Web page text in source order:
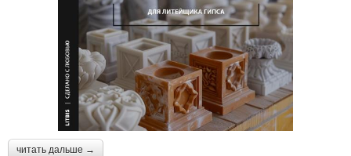
читать дальше →